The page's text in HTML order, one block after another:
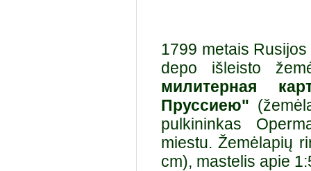
1799 metais
depo išleisto
милитерная
Пруссиею"
pulkininkas
miestu. Žemėlapių
cm), mastelis apie